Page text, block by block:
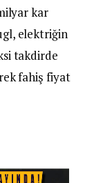
kar
elektriğin
takdirde
fahiş fiyat